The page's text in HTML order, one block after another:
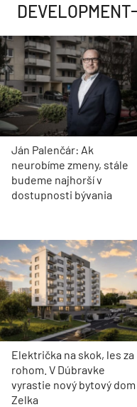
DEVELOPMENT
Ján Palenčár: Ak
neurobíme zmeny, stále
budeme najhorší v
dostupnosti bývania
Električka na skok, les za
rohom. V Dúbravke
vyrastie nový bytový dom
Zelka